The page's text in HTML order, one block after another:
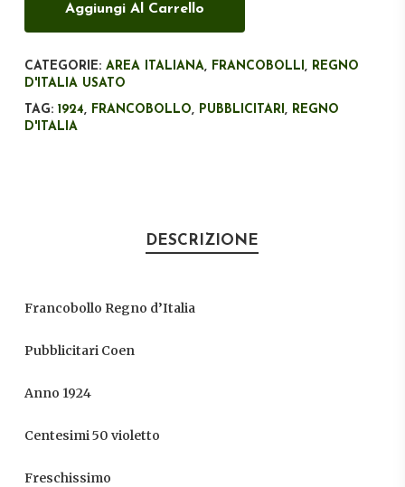
Aggiungi Al Carrello
CATEGORIE: AREA ITALIANA, FRANCOBOLLI , REGNO
D'ITALIA USATO
TAG: 1924, FRANCOBOLLO, PUBBLICITARI , REGNO
D'ITALIA
DESCRIZIONE
Francobollo Regno d’Italia
Pubblicitari Coen
Anno 1924
Centesimi 50 violetto
Freschissimo